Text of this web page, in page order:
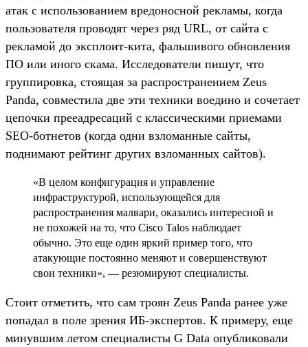
атак с использованием вредоносной рекламы, когда
пользователя проводят через ряд URL, от сайта с
рекламой до эксплоит-кита, фальшивого обновления
ПО или иного скама. Исследователи пишут, что
группировка, стоящая за распространением Zeus
Panda, совместила две эти техники воедино и сочетает
цепочки прееадресаций с классическими приемами
SEO-ботнетов (когда одни взломанные сайты,
поднимают рейтинг других взломанных сайтов).
«В целом конфигурация и управление
инфраструктурой, использующейся для
распространения малвари, оказались интересной и
не похожей на то, что Cisco Talos наблюдает
обычно. Это еще один яркий пример того, что
атакующие постоянно меняют и совершенствуют
свои техники», — резюмируют специалисты.
Стоит отметить, что сам троян Zeus Panda ранее уже
попадал в поле зрения ИБ-экспертов. К примеру, еще
минувшим летом специалисты G Data опубликовали